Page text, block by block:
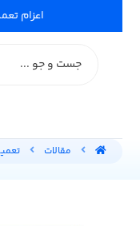
اعزام
مقالات